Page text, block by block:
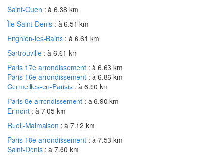
Saint-Ouen : à 6.38 km
Île-Saint-Denis : à 6.51 km
Enghien-les-Bains : à 6.61 km
Sartrouville : à 6.61 km
Paris 17e arrondissement : à 6.63 km
Paris 16e arrondissement : à 6.86 km
Cormeilles-en-Parisis : à 6.90 km
Paris 8e arrondissement : à 6.90 km
Ermont : à 7.05 km
Rueil-Malmaison : à 7.12 km
Paris 18e arrondissement : à 7.53 km
Saint-Denis : à 7.60 km